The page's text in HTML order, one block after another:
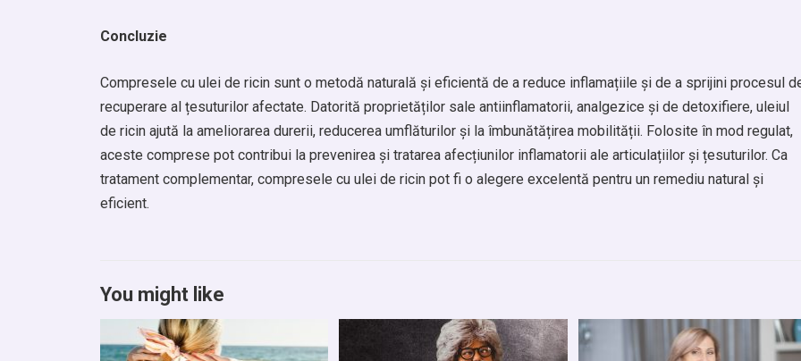
Concluzie
Compresele cu ulei de ricin sunt o metodă naturală și eficientă de a reduce inflamațiile și de a sprijini procesul
recuperare al țesuturilor afectate. Datorită proprietăților sale antiinflamatorii, analgezice și de detoxifiere, uleiul
de ricin ajută la ameliorarea durerii, reducerea umflăturilor și la îmbunătățirea mobilității. Folosite în mod regulat,
aceste comprese pot contribui la prevenirea și tratarea afecțiunilor inflamatorii ale articulațiilor și țesuturilor. Ca
tratament complementar, compresele cu ulei de ricin pot fi o alegere excelentă pentru un remediu natural și
eficient.
You might like